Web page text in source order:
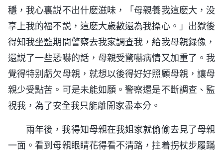
穩，我心裏説不出什麽滋味，「母親養我這麽大，没
享上我的福不説，這麽大歲數還為我操心。」出獄後
得知我坐監期間警察去我家調查我，給我母親録像，
還説了一些恐嚇的話，母親受驚嚇病情又加重了。我
覺得特别虧欠母親，就想以後得好好照顧母親，讓母
親少受點苦。可是未能如願。警察還是不斷調查、監
視我，為了安全我只能離開家盡本分。
兩年後，我得知母親在我姐家就偷偷去見了母親
一面。看到母親眼睛花得看不清路，拄着拐杖步履蹣